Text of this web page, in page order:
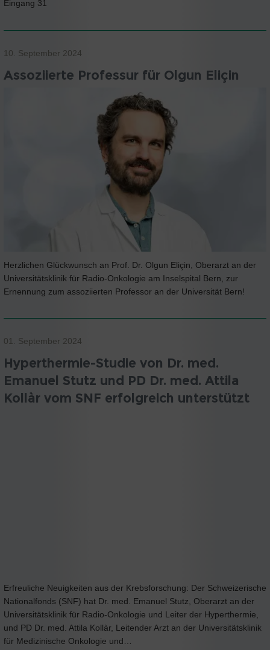
Eingang 31
10. September 2024
Assoziierte Professur für Olgun Eliçin
Herzlichen Glückwunsch an Prof. Dr. Olgun Eliçin, Oberarzt an der
Universitätsklinik für Radio-Onkologie am Inselspital Bern, zur
Ernennung zum assoziierten Professor an der Universität Bern!
01. September 2024
Hyperthermie-Studie von Dr. med.
Emanuel Stutz und PD Dr. med. Attila
Kollàr vom SNF erfolgreich unterstützt
Erfreuliche Neuigkeiten aus der Krebsforschung: Der Schweizerische
Nationalfonds (SNF) hat Dr. med. Emanuel Stutz, Oberarzt an der
Universitätsklinik für Radio-Onkologie und Leiter der Hyperthermie,
und PD Dr. med. Attila Kollàr, Leitender Arzt an der Universitätsklinik
für Medizinische Onkologie und…